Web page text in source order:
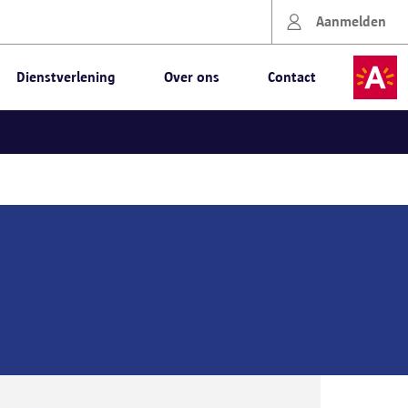
Aanmelden
Dienstverlening Over ons Contact